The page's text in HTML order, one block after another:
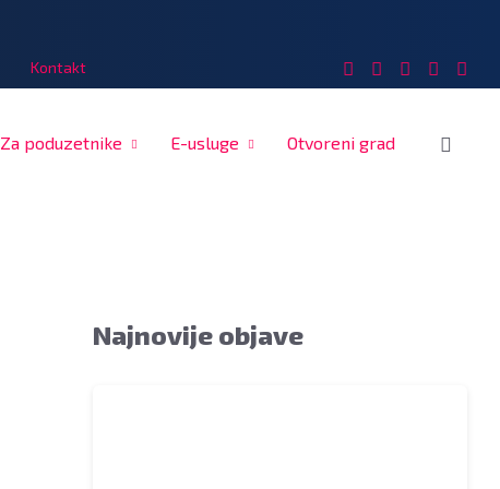
Kontakt
Za poduzetnike E-usluge Otvoreni grad
Najnovije objave